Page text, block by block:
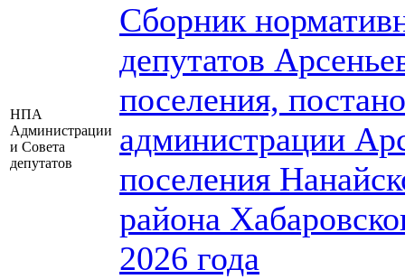
НПА
Администрации
и Совета
депутатов
Сборник
депутатов
поселения,
администрации
поселения
района
2026 года